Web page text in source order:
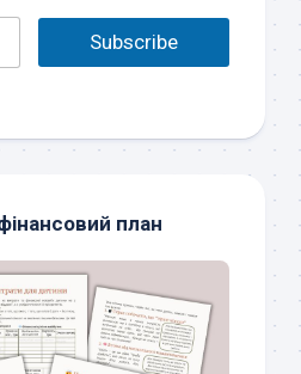
Subscribe
план